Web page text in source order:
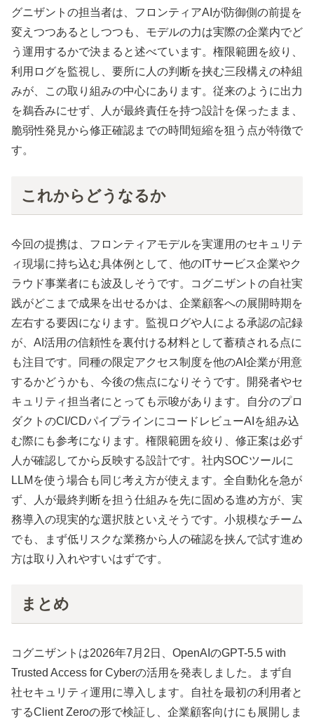
グニザントの担当者は、フロンティアAIが防御側の前提を
変えつつあるとしつつも、モデルの力は実際の企業内でど
う運用するかで決まると述べています。権限範囲を絞り、
利用ログを監視し、要所に人の判断を挟む三段構えの枠組
みが、この取り組みの中心にあります。従来のように出力
を鵜呑みにせず、人が最終責任を持つ設計を保ったまま、
脆弱性発見から修正確認までの時間短縮を狙う点が特徴で
す。
これからどうなるか
今回の提携は、フロンティアモデルを実運用のセキュリテ
ィ現場に持ち込む具体例として、他のITサービス企業やク
ラウド事業者にも波及しそうです。コグニザントの自社実
践がどこまで成果を出せるかは、企業顧客への展開時期を
左右する要因になります。監視ログや人による承認の記録
が、AI活用の信頼性を裏付ける材料として蓄積される点に
も注目です。同種の限定アクセス制度を他のAI企業が用意
するかどうかも、今後の焦点になりそうです。開発者やセ
キュリティ担当者にとっても示唆があります。自分のプロ
ダクトのCI/CDパイプラインにコードレビューAIを組み込
む際にも参考になります。権限範囲を絞り、修正案は必ず
人が確認してから反映する設計です。社内SOCツールに
LLMを使う場合も同じ考え方が使えます。全自動化を急が
ず、人が最終判断を担う仕組みを先に固める進め方が、実
務導入の現実的な選択肢といえそうです。小規模なチーム
でも、まず低リスクな業務から人の確認を挟んで試す進め
方は取り入れやすいはずです。
まとめ
コグニザントは2026年7月2日、OpenAIのGPT-5.5 with
Trusted Access for Cyberの活用を発表しました。まず自
社セキュリティ運用に導入します。自社を最初の利用者と
するClient Zeroの形で検証し、企業顧客向けにも展開しま